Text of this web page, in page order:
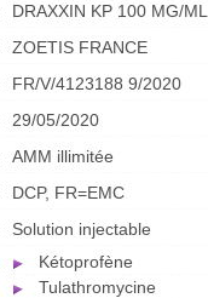
DRAXXIN KP 100 MG/
ZOETIS FRANCE
FR/V/4123188 9/2020
29/05/2020
AMM illimitée
DCP, FR=EMC
Solution injectable
Kétoprofène
Tulathromycine